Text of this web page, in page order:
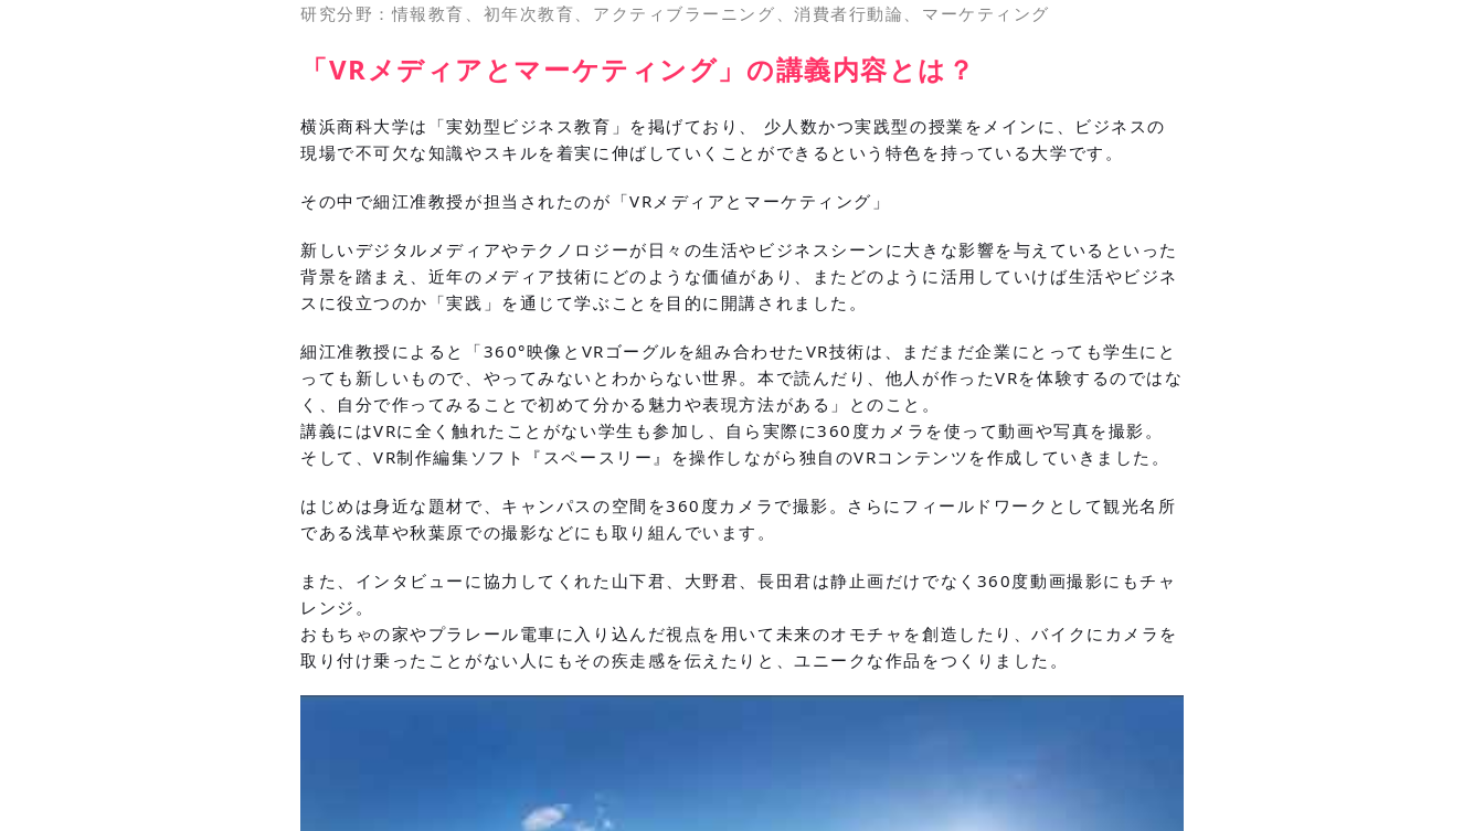
研究分野：情報教育、初年次教育、アクティブラーニング、消費者行動論、マーケティング
「VRメディアとマーケティング」の講義内容とは？
横浜商科大学は「実効型ビジネス教育」を掲げており、 少人数かつ実践型の授業をメインに、ビジネスの
現場で不可欠な知識やスキルを着実に伸ばしていくことができるという特色を持っている大学です。
その中で細江准教授が担当されたのが「VRメディアとマーケティング」
新しいデジタルメディアやテクノロジーが日々の生活やビジネスシーンに大きな影響を与えているといった
背景を踏まえ、近年のメディア技術にどのような価値があり、またどのように活用していけば生活やビジネ
スに役立つのか「実践」を通じて学ぶことを目的に開講されました。
細江准教授によると「360°映像とVRゴーグルを組み合わせたVR技術は、まだまだ企業にとっても学生にと
っても新しいもので、やってみないとわからない世界。本で読んだり、他人が作ったVRを体験するのではな
く、自分で作ってみることで初めて分かる魅力や表現方法がある」とのこと。
講義にはVRに全く触れたことがない学生も参加し、自ら実際に360度カメラを使って動画や写真を撮影。
そして、VR制作編集ソフト『スペースリー』を操作しながら独自のVRコンテンツを作成していきました。
はじめは身近な題材で、キャンパスの空間を360度カメラで撮影。さらにフィールドワークとして観光名所
である浅草や秋葉原での撮影などにも取り組んでいます。
また、インタビューに協力してくれた山下君、大野君、長田君は静止画だけでなく360度動画撮影にもチャ
レンジ。
おもちゃの家やプラレール電車に入り込んだ視点を用いて未来のオモチャを創造したり、バイクにカメラを
取り付け乗ったことがない人にもその疾走感を伝えたりと、ユニークな作品をつくりました。